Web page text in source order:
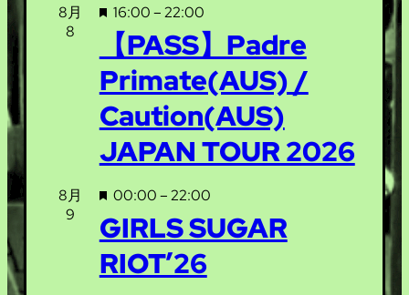
8月
8
注
目
16:00–22:00
【PASS】Padre
Primate(AUS) /
Caution(AUS)
JAPAN TOUR 2026
8月
9
注
目
00:00–22:00
GIRLS SUGAR
RIOT’26